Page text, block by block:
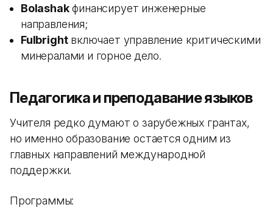
Bolashakфинансирует инженерные
направления;
Fulbrightвключает управление критическими
минералами и горное дело.
Педагогика и преподавание языков
Учителя редко думают о зарубежных грантах,
но именно образование остается одним из
главных направлений международной
поддержки.
Программы: